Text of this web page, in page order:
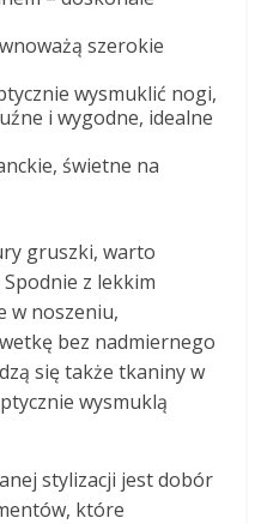
szerokie
wysmuklić nogi,
i wygodne, idealne
świetne na
gruszki, warto
z lekkim
w noszeniu,
bez nadmiernego
się także tkaniny w
wysmuklą
stylizacji jest dobór
które